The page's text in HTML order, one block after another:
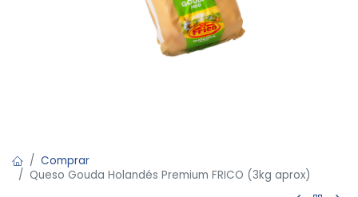
Comprar
Queso Gouda Holandés Premium FRICO (3kg aprox)